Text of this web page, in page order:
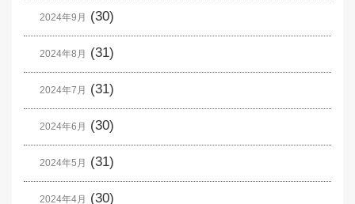
2024年9月 (30)
2024年8月 (31)
2024年7月 (31)
2024年6月 (30)
2024年5月 (31)
2024年4月 (30)